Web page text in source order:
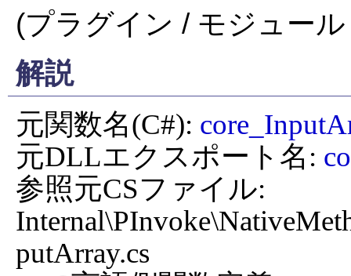
(プラグイン / モジュー
解説
元関数名(C#):
元DLLエクスポート名:
参照元CSファイル:
putArray.cs